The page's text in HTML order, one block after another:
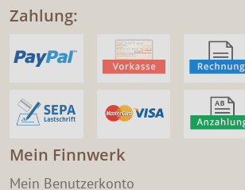
Zahlung:
Mein Finnwerk
Mein Benutzerkonto